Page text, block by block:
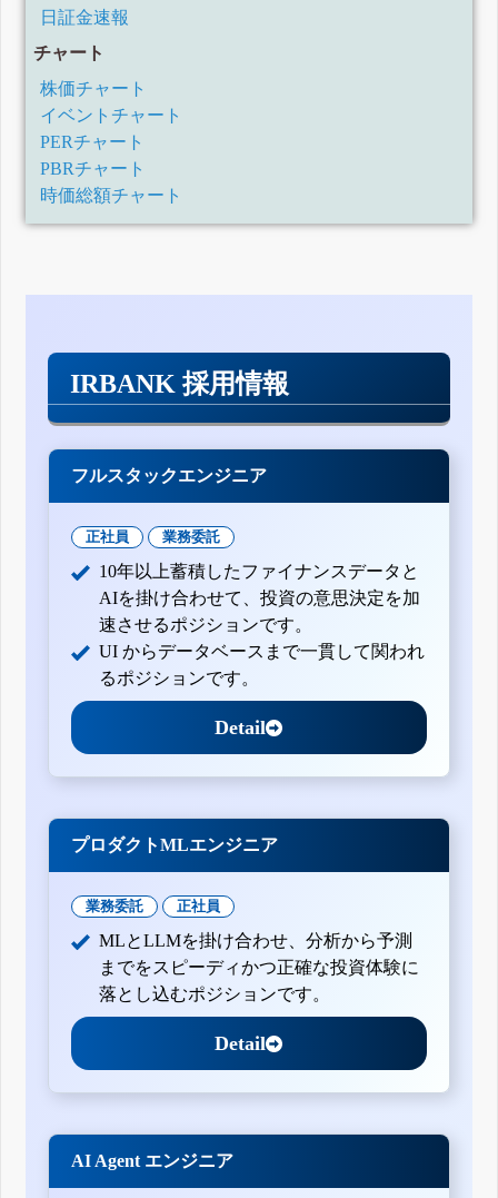
日証金速報
チャート
株価チャート
イベントチャート
PERチャート
PBRチャート
時価総額チャート
IRBANK 採用情報
フルスタックエンジニア
正社員 業務委託
10年以上蓄積したファイナンスデータと
AIを掛け合わせて、投資の意思決定を加
速させるポジションです。
UI からデータベースまで一貫して関われ
るポジションです。
Detail
プロダクトMLエンジニア
業務委託 正社員
MLとLLMを掛け合わせ、分析から予測
までをスピーディかつ正確な投資体験に
落とし込むポジションです。
Detail
AI Agent エンジニア